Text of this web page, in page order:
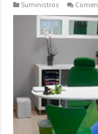
Suministros